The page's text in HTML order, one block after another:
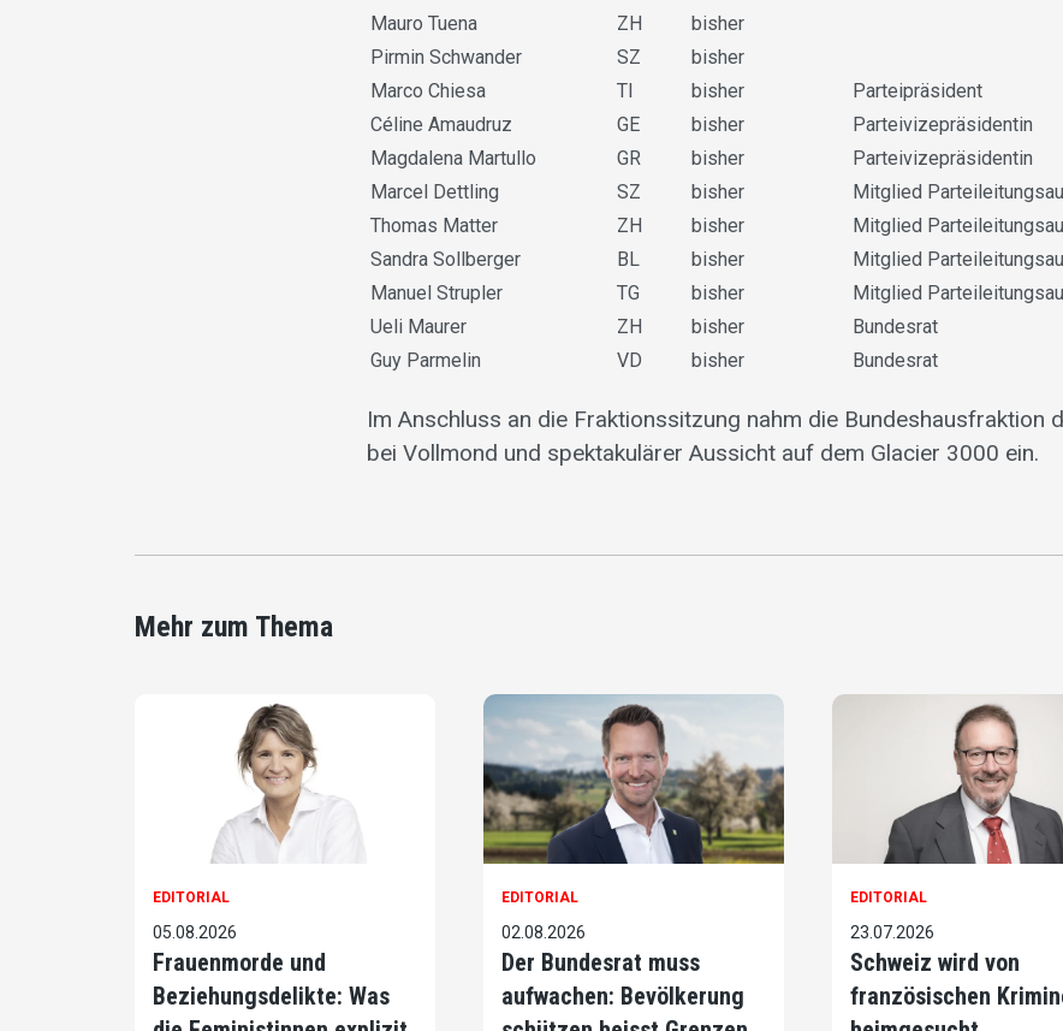
Mauro Tuena
ZH
bisher
Pirmin Schwander
SZ
bisher
Marco Chiesa
TI bisher
Parteipräsident
Céline Amaudruz
GE bisher
Parteivizepräsidentin
Magdalena Martullo
GR bisher
Parteivizepräsidentin
Marcel Dettling
SZ bisher
Mitglied
Thomas Matter
ZH bisher
Mitglied
Sandra Sollberger
BL bisher
Mitglied
Manuel Strupler
TG bisher
Mitglied
Ueli Maurer
ZH bisher
Bundesrat
Guy Parmelin
VD bisher Bundesrat
Im Anschluss an die Fraktionssitzung nahm die Bundeshausfraktion
bei Vollmond und spektakulärer Aussicht auf dem Glacier 3000 ein.
Mehr zum Thema
EDITORIAL
05.08.2026
Frauenmorde und
Beziehungsdelikte: Was
EDITORIAL
02.08.2026
Der Bundesrat muss
aufwachen: Bevölkerung
EDITORIAL
23.07.2026
Schweiz wird von
französischen